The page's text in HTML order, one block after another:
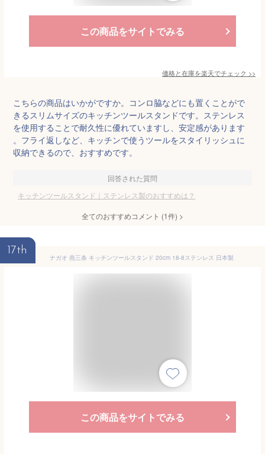
この商品をサイトでみる
価格と在庫を楽天でチェック >>
こちらの商品はいかがですか。コンロ脇などにも置くことがで
きるスリムサイズのキッチンツールスタンドです。ステンレス
を使用することで耐久性に優れていますし、安定感があります
。フライ返しなど、キッチンで使うツールをスタイリッシュに
収納できるので、おすすめです。
回答された質問
キッチンツールスタンド｜ステンレス製のおすすめは？
全てのおすすめコメント (1件) >
17th
ナガオ 燕三条 キッチンツールスタンド 20cm 18-8ステンレス 日本製
この商品をサイトでみる